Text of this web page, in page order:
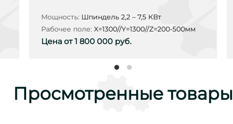
Мощность: Шпиндель 2,2 – 7,5 КВт
Рабочее поле: X=1300//Y=1300//Z=200-500мм
Цена от 1 800 000 руб.
Просмотренные товары